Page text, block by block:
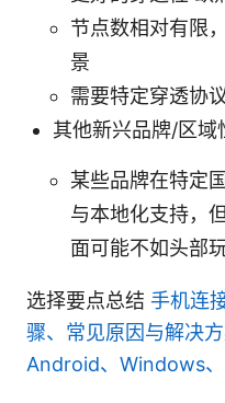
节点数相对有限
景
需要特定穿透协
其他新兴品牌/区域
某些品牌在特定
与本地化支持，
面可能不如头部
选择要点总结 手机连
骤、常见原因与解决方
Android、Windows、